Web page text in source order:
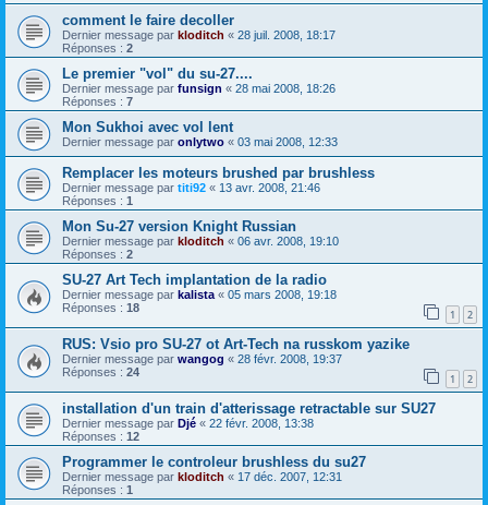
comment le faire decoller
Dernier message par kloditch « 28 juil. 2008, 18:17
Réponses : 2
Le premier "vol" du su-27....
Dernier message par funsign « 28 mai 2008, 18:26
Réponses : 7
Mon Sukhoi avec vol lent
Dernier message par onlytwo « 03 mai 2008, 12:33
Remplacer les moteurs brushed par brushless
Dernier message par titi92 « 13 avr. 2008, 21:46
Réponses : 1
Mon Su-27 version Knight Russian
Dernier message par kloditch « 06 avr. 2008, 19:10
Réponses : 2
SU-27 Art Tech implantation de la radio
Dernier message par kalista« 05 mars 2008, 19:18
Réponses : 18 1 2
RUS: Vsio pro SU-27 ot Art-Tech na russkom yazike
Dernier message par wangog « 28 févr. 2008, 19:37
Réponses : 24 1 2
installation d'un train d'atterissage retractable sur SU27
Dernier message par Djé « 22 févr. 2008, 13:38
Réponses : 12
Programmer le controleur brushless du su27
Dernier message par kloditch « 17 déc. 2007, 12:31
Réponses : 1